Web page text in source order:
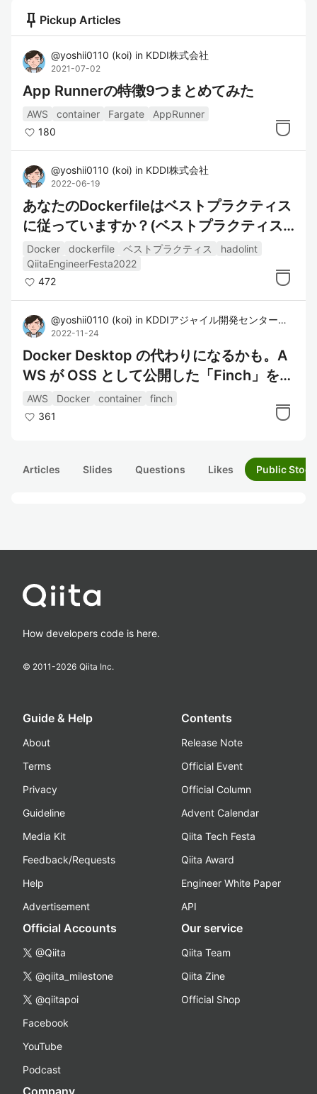
push_pin Pickup Articles
@yoshii0110 (koi) in KDDI株式会社
2021-07-02
App Runnerの特徴9つまとめてみた
AWS container Fargate
AppRunner
180
@yoshii0110 (koi) in KDDI株式会社
2022-06-19
あなたのDockerfileはベストプラクティス
に従っていますか？(ベストプラクティス
とチェックツール)
Docker dockerfile ベストプラクティス
hadolint
QiitaEngineerFesta2022
472
@yoshii0110 (koi) in KDDIアジャイル開発センター株式会社
2022-11-24
Docker Desktop の代わりになるかも。A
WS が OSS として公開した「Finch」を使
ってみた。
AWS Docker container
finch
361
Articles Slides Questions Likes Public
How developers code is here.
© 2011-2026 Qiita Inc.
Guide & Help
About
Terms
Privacy
Guideline
Media Kit
Feedback/Requests
Help
Advertisement
Contents
Release Note
Official Event
Official Column
Advent Calendar
Qiita Tech Festa
Qiita Award
Engineer White Paper
API
Official Accounts
@Qiita
@qiita_milestone
@qiitapoi
Facebook
YouTube
Podcast
Our service
Qiita Team
Qiita Zine
Official Shop
Company